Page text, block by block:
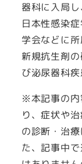
器科に入局
日本性感染
学会などに
新規抗生剤
び泌尿器科疾
※本記事の内
り、症状や
の診断・治
た、記事中